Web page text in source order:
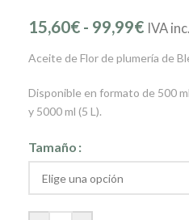
15,60€ - 99,99€ IVA inc.
Aceite de Flor de plumería de
Disponible en formato de 500
y 5000 ml (5 L).
Tamaño